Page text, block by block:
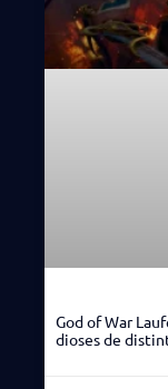
God of War
dioses de